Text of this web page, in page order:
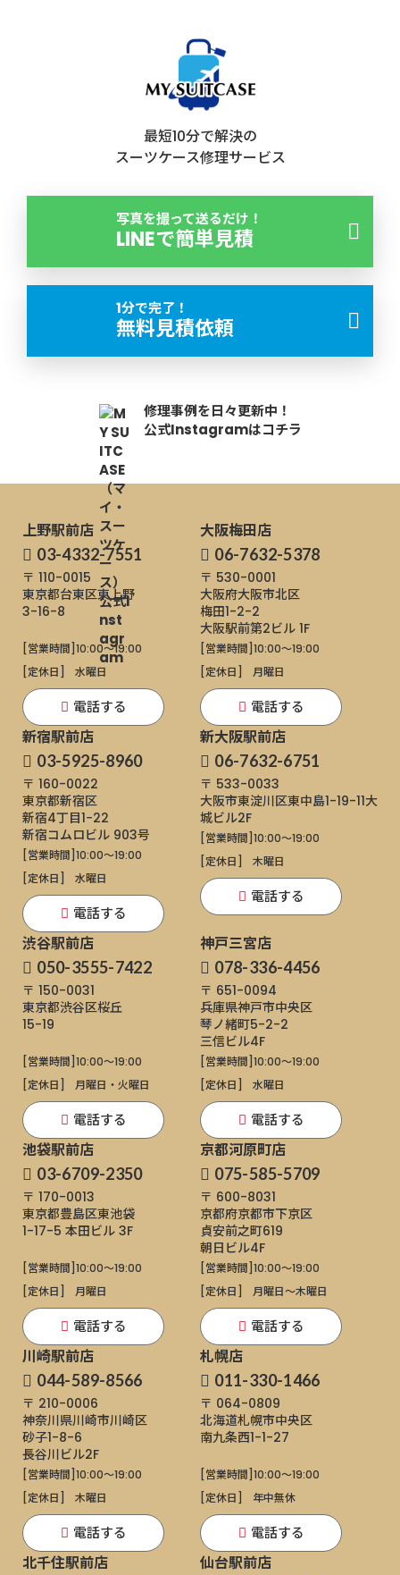
最短10分で解決の
スーツケース修理サービス
写真を撮って送るだけ！
LINEで簡単見積
1分で完了！
無料見積依頼
修理事例を日々更新中！
公式Instagramはコチラ
上野駅前店
03-4332-7551
〒 110-0015
東京都台東区東上野
3-16-8
[営業時間]10:00～19:00
[定休日]
水曜日
電話する
大阪梅田店
06-7632-5378
〒 530-0001
大阪府大阪市北区
梅田1-2-2
大阪駅前第2ビル 1F
[営業時間]10:00～19:00
[定休日]
月曜日
電話する
新宿駅前店
03-5925-8960
〒 160-0022
東京都新宿区
新宿4丁目1−22
新宿コムロビル 903号
[営業時間]10:00～19:00
[定休日]
水曜日
電話する
新大阪駅前店
06-7632-6751
〒 533-0033
大阪市東淀川区東中島1-19-11大
城ビル2F
[営業時間]10:00～19:00
[定休日]
木曜日
電話する
渋谷駅前店
050-3555-7422
〒 150-0031
東京都渋谷区桜丘
15-19
[営業時間]10:00～19:00
[定休日]
月曜日・火曜日
電話する
神戸三宮店
078-336-4456
〒 651-0094
兵庫県神戸市中央区
琴ノ緒町5-2-2
三信ビル4F
[営業時間]10:00～19:00
[定休日]
水曜日
電話する
池袋駅前店
03-6709-2350
〒 170-0013
東京都豊島区東池袋
1-17-5 本田ビル 3F
[営業時間]10:00～19:00
[定休日]
月曜日
電話する
京都河原町店
075-585-5709
〒 600-8031
京都府京都市下京区
貞安前之町619
朝日ビル4F
[営業時間]10:00～19:00
[定休日]
月曜日〜木曜日
電話する
川崎駅前店
044-589-8566
〒 210-0006
神奈川県川崎市川崎区
砂子1-8-6
長谷川ビル2F
[営業時間]10:00～19:00
[定休日]
木曜日
電話する
札幌店
011-330-1466
〒 064-0809
北海道札幌市中央区
南九条西1-1-27
[営業時間]10:00～19:00
[定休日]
年中無休
電話する
北千住駅前店 仙台駅前店